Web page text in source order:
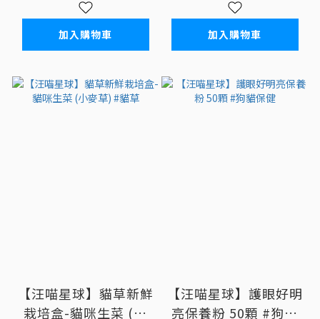
加入購物車 加入購物車
【汪喵星球】貓草新鮮
栽培盒-貓咪生菜 (小
【汪喵星球】護眼好明
亮保養粉 50顆 #狗貓